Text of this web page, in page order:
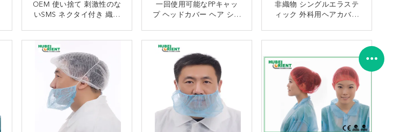
OEM 使い捨て 刺激性のな
いSMS ネクタイ付き 織物
接触
一回使用可能なPPキャッ
プ ヘッドカバー ヘア シン
接触
非織物 シングルエラステ
ィック 外科用ヘアカバー
接触